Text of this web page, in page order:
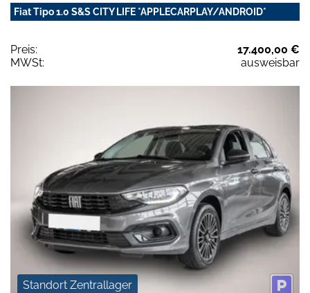
Fiat Tipo 1.0 S&S CITY LIFE *APPLECARPLAY/ANDROID*
Preis:
17.400,00 €
MWSt:
ausweisbar
Standort Zentrallager